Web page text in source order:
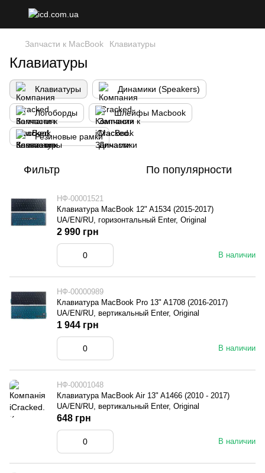
Запчасти к MacBook Клавиатуры
Клавиатуры
Клавиатуры Динамики (Speakers)
Логоборды Шлейфы Macbook
Резиновые рамки
Фильтр По популярности
НФ-00001521
Клавиатура MacBook 12" A1534 (2015-2017)
UA/EN/RU, горизонтальный Enter, Original
В наличии
2 990 грн
НФ-00000989
Клавиатура MacBook Pro 13" A1708 (2016-2017)
UA/EN/RU, вертикальный Enter, Original
В наличии
1 944 грн
НФ-00001048
Клавиатура MacBook Air 13" A1466 (2010 - 2017)
UA/EN/RU, вертикальный Enter, Original
В наличии
648 грн